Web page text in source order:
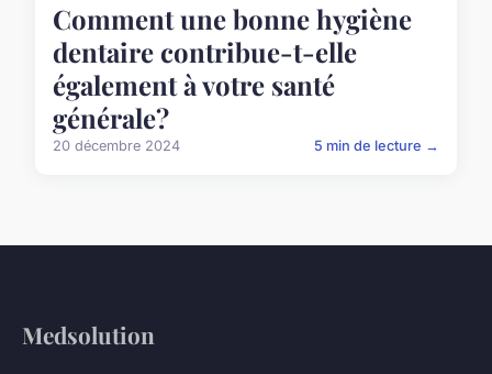
Comment une bonne hygiène
dentaire contribue-t-elle
également à votre santé
générale?
20 décembre 2024 5 min de lecture →
Medsolution